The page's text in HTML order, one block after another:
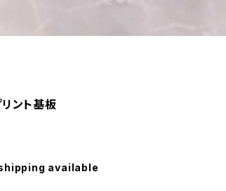
ント基板
available